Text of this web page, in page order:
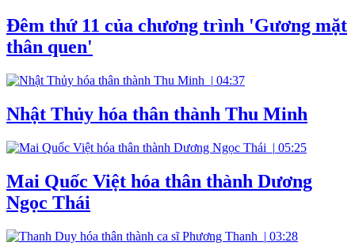
Đêm thứ 11 của chương trình 'Gương mặt
thân quen'
| 04:37
Nhật Thủy hóa thân thành Thu Minh
| 05:25
Mai Quốc Việt hóa thân thành Dương
Ngọc Thái
| 03:28